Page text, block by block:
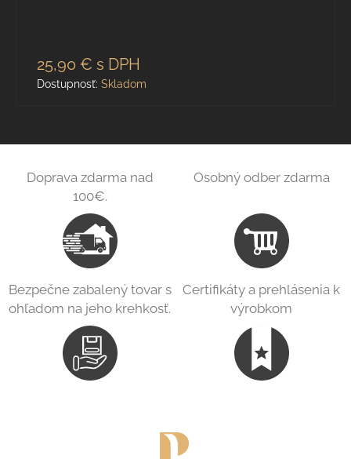
25,90 € s DPH
Dostupnosť: Skladom
Doprava zdarma nad
100€.
Osobný odber zdarma
Bezpečne zabalený tovar s
ohľadom na jeho krehkosť.
Certifikáty a prehlásenia k
výrobkom